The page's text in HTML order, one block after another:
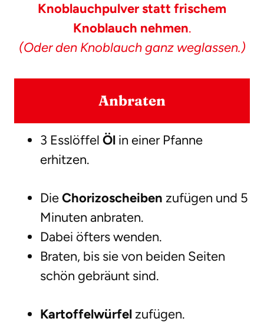
Knoblauchpulver statt frischem
Knoblauch nehmen.
(Oder den Knoblauch ganz weglassen.)
Anbraten
3 Esslöffel Öl in einer Pfanne
erhitzen.
DieChorizoscheiben zufügen und 5
Minuten anbraten.
Dabei öfters wenden.
Braten, bis sie von beiden Seiten
schön gebräunt sind.
Kartoffelwürfel zufügen.